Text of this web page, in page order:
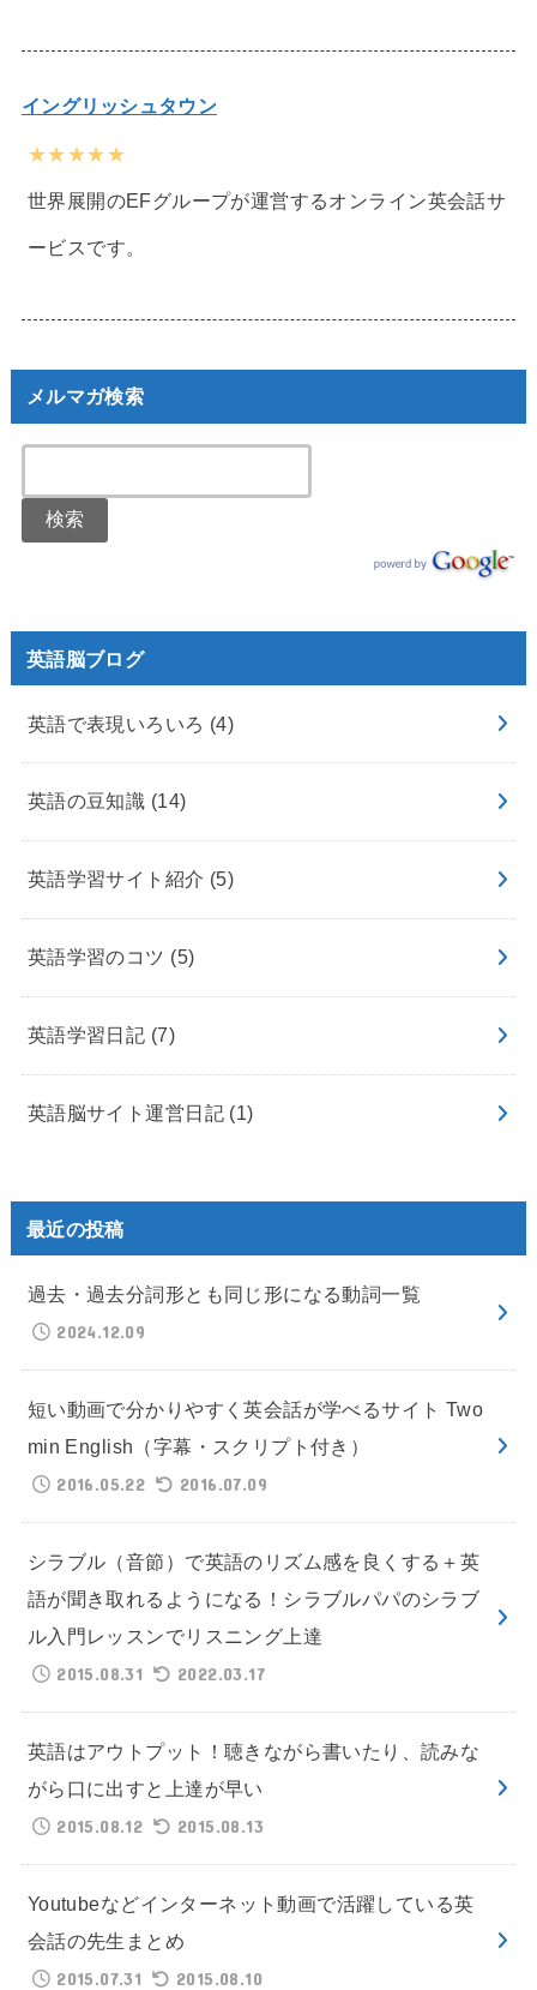
イングリッシュタウン
★★★★★
世界展開のEFグループが運営するオンライン英会話サ
ービスです。
メルマガ検索
英語脳ブログ
英語で表現いろいろ (4)
英語の豆知識 (14)
英語学習サイト紹介 (5)
英語学習のコツ (5)
英語学習日記 (7)
英語脳サイト運営日記 (1)
最近の投稿
過去・過去分詞形とも同じ形になる動詞一覧
2024.12.09
短い動画で分かりやすく英会話が学べるサイト Two
min English（字幕・スクリプト付き）
2016.05.22
2016.07.09
シラブル（音節）で英語のリズム感を良くする＋英
語が聞き取れるようになる！シラブルパパのシラブ
ル入門レッスンでリスニング上達
2015.08.31
2022.03.17
英語はアウトプット！聴きながら書いたり、読みな
がら口に出すと上達が早い
2015.08.12
2015.08.13
Youtubeなどインターネット動画で活躍している英
会話の先生まとめ
2015.07.31
2015.08.10